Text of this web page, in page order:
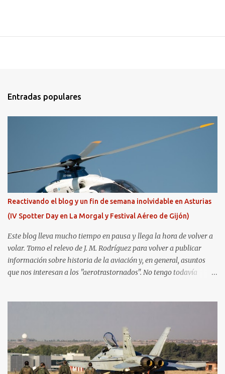
Entradas populares
Reactivando el blog y un fin de semana inolvidable en Asturias
(IV Spotter Day en La Morgal y Festival Aéreo de Gijón)
Este blog lleva mucho tiempo en pausa y llega la hora de volver a
volar. Tomo el relevo de J. M. Rodríguez para volver a publicar
información sobre historia de la aviación y, en general, asuntos
que nos interesan a los "aerotrastornados". No tengo todavía
Aerospotters Principado a una genial sesión fotográfica en el
aeródromo de La Morgal (todavía no he tenido tiempo de
procesar esas imágenes). Al día siguiente, asistí al Festival Aéreo de
Gijón . He aquí algunas de las tomas que realicé este pasado